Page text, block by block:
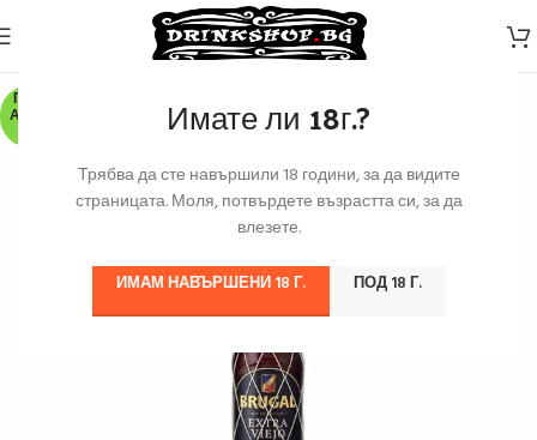
Имате ли 18г.?
Трябва да сте навършили 18 години, за да видите
страницата. Моля, потвърдете възрастта си, за да
влезете.
ИМАМ НАВЪРШЕНИ 18 Г. ПОД 18 Г.
ПО З
АЯВК